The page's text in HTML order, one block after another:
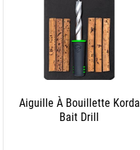
Aiguille À Bouillette Korda
Bait Drill